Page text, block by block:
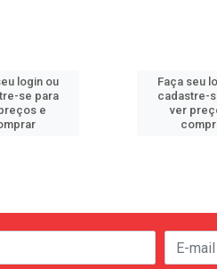
login ou
se para
e
Faça seu
cadastre-
ver